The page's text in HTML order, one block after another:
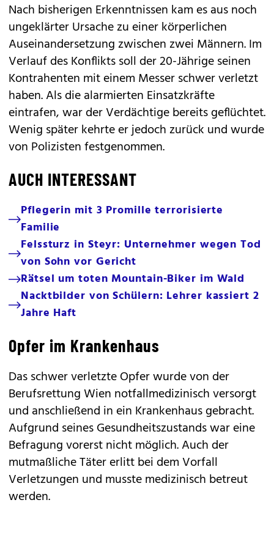
Nach bisherigen Erkenntnissen kam es aus noch
ungeklärter Ursache zu einer körperlichen
Auseinandersetzung zwischen zwei Männern. Im
Verlauf des Konflikts soll der 20-Jährige seinen
Kontrahenten mit einem Messer schwer verletzt
haben. Als die alarmierten Einsatzkräfte
eintrafen, war der Verdächtige bereits geflüchtet.
Wenig später kehrte er jedoch zurück und wurde
von Polizisten festgenommen.
AUCH INTERESSANT
Pflegerin mit 3 Promille terrorisierte
Familie
Felssturz in Steyr: Unternehmer wegen Tod
von Sohn vor Gericht
Rätsel um toten Mountain-Biker im Wald
Nacktbilder von Schülern: Lehrer kassiert 2
Jahre Haft
Opfer im Krankenhaus
Das schwer verletzte Opfer wurde von der
Berufsrettung Wien notfallmedizinisch versorgt
und anschließend in ein Krankenhaus gebracht.
Aufgrund seines Gesundheitszustands war eine
Befragung vorerst nicht möglich. Auch der
mutmaßliche Täter erlitt bei dem Vorfall
Verletzungen und musste medizinisch betreut
werden.